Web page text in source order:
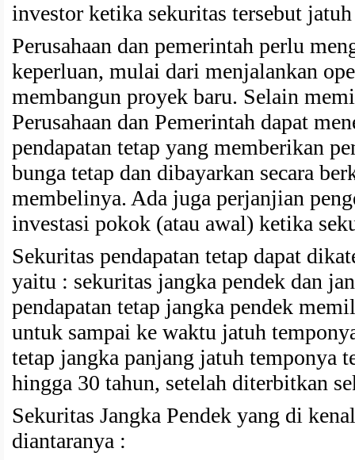
investor ketika sekuritas tersebut
Perusahaan dan pemerintah perlu
keperluan, mulai dari menjalankan
membangun proyek baru. Selain
Perusahaan dan Pemerintah dapat
pendapatan tetap yang memberikan
bunga tetap dan dibayarkan secara
membelinya. Ada juga perjanjian
investasi pokok (atau awal) ketika
Sekuritas pendapatan tetap dapat
yaitu : sekuritas jangka pendek dan
pendapatan tetap jangka pendek
untuk sampai ke waktu jatuh
tetap jangka panjang jatuh temponya
hingga 30 tahun, setelah diterbitkan
Sekuritas Jangka Pendek yang di
diantaranya :